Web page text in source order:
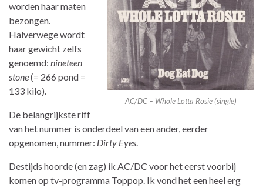
AC/DC – Whole Lotta Rosie (single)
worden haar maten
bezongen.
Halverwege wordt
haar gewicht zelfs
genoemd: nineteen
stone(= 266 pond =
133 kilo).
De belangrijkste riff
van het nummer is onderdeel van een ander, eerder
opgenomen, nummer: Dirty Eyes.
Destijds hoorde (en zag) ik AC/DC voor het eerst voorbij
komen op tv-programma Toppop. Ik vond het een heel erg